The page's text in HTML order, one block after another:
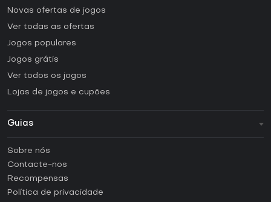
Novas ofertas de jogos
Ver todas as ofertas
Jogos populares
Jogos grátis
Ver todos os jogos
Lojas de jogos e cupões
Guias
Como ativar uma CD Key Steam?
Como ativar uma CD Key Epic Games?
Sobre nós
Contacte-nos
Recompensas
Política de privacidade